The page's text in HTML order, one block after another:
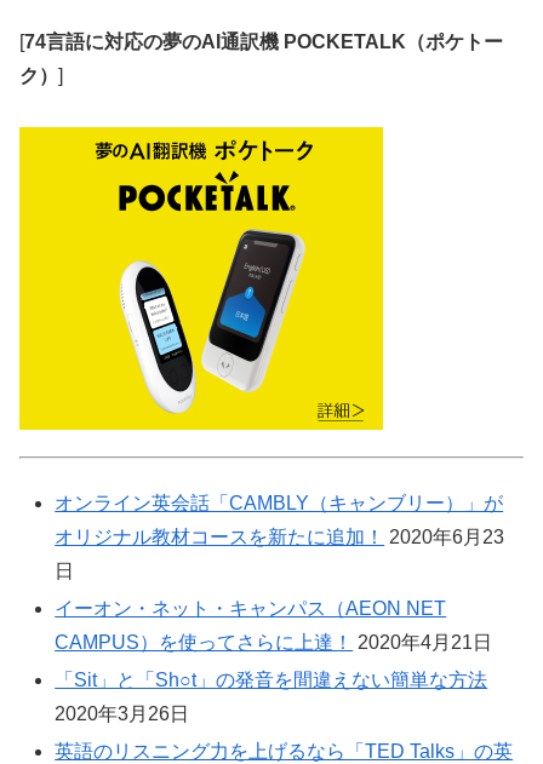
[74言語に対応の夢のAI通訳機 POCKETALK（ポケトー
ク） ]
オンライン英会話「CAMBLY（キャンブリー）」が
オリジナル教材コースを新たに追加！
2020年6月23
日
イーオン・ネット・キャンパス（AEON NET
CAMPUS）を使ってさらに上達！
2020年4月21日
「Sit」と「Sh○t」の発音を間違えない簡単な方法
2020年3月26日
英語のリスニング力を上げるなら「TED Talks」の英